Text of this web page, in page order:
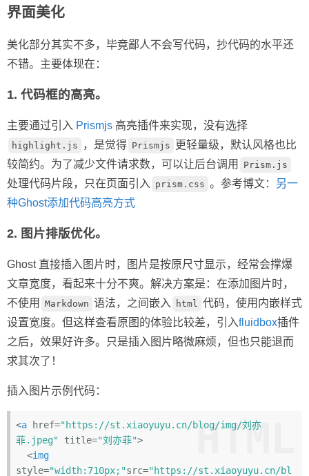
界面美化
美化部分其实不多，毕竟鄙人不会写代码，抄代码的水平还
不错。主要体现在：
1. 代码框的高亮。
主要通过引入 Prismjs 高亮插件来实现，没有选择
highlight.js ，是觉得 Prismjs
更轻量级，默认风格也比
较简约。为了减少文件请求数，可以让后台调用
Prism.js
处理代码片段，只在页面引入 prism.css 。参考博文： 另一
种Ghost添加代码高亮方式
2. 图片排版优化。
Ghost 直接插入图片时，图片是按原尺寸显示，经常会撑爆
文章宽度，看起来十分不爽。解决方案是：在添加图片时，
不使用
Markdown 语法，之间嵌入 html 代码，使用内嵌样式
设置宽度。但这样查看原图的体验比较差，引入fluidbox插件
之后，效果好许多。只是插入图片略微麻烦，但也只能退而
求其次了！
插入图片示例代码：
HTML
<a href="https://st.xiaoyuyu.cn/blog/img/刘亦
菲.jpeg"
title="刘亦菲">
<img
style="width:710px;"src="https://st.xiaoyuyu.cn/bl